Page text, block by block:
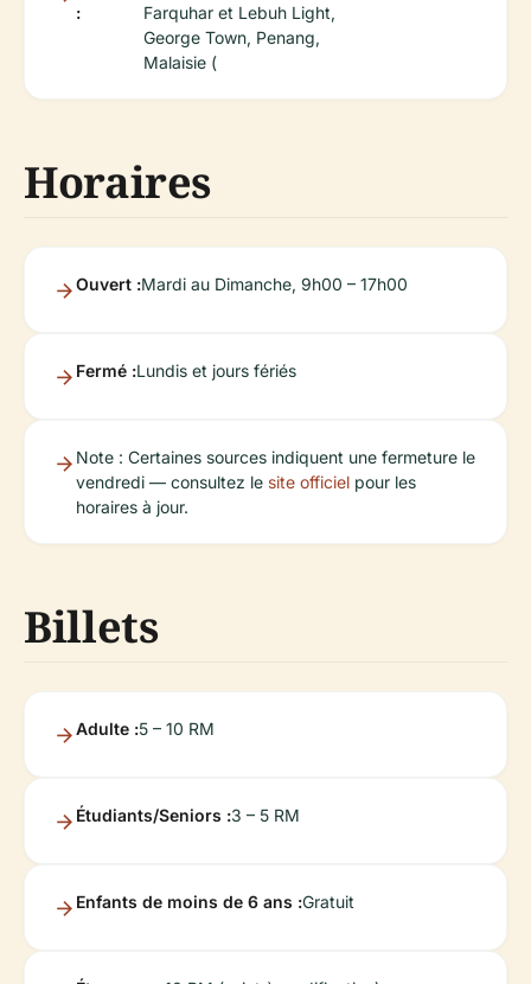
:
Farquhar et Lebuh Light,
George Town, Penang,
Malaisie (
Horaires
Ouvert :Mardi au Dimanche, 9h00 – 17h00
Fermé :Lundis et jours fériés
Note : Certaines sources indiquent une fermeture le
vendredi — consultez le site officiel pour les
horaires à jour.
Billets
Adulte :5 – 10 RM
Étudiants/Seniors :3 – 5 RM
Enfants de moins de 6 ans :Gratuit